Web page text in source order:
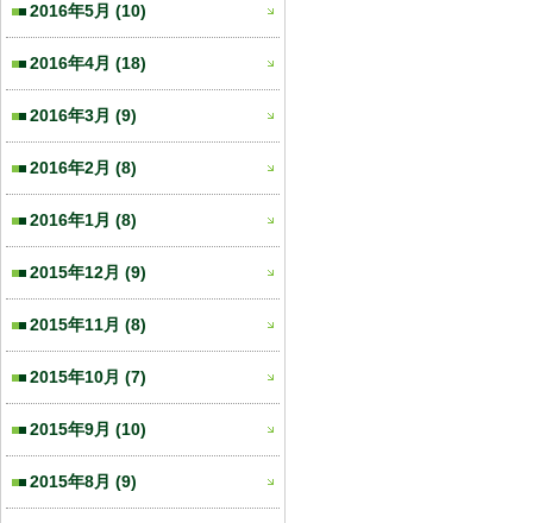
2016年5月 (10)
2016年4月 (18)
2016年3月 (9)
2016年2月 (8)
2016年1月 (8)
2015年12月 (9)
2015年11月 (8)
2015年10月 (7)
2015年9月 (10)
2015年8月 (9)